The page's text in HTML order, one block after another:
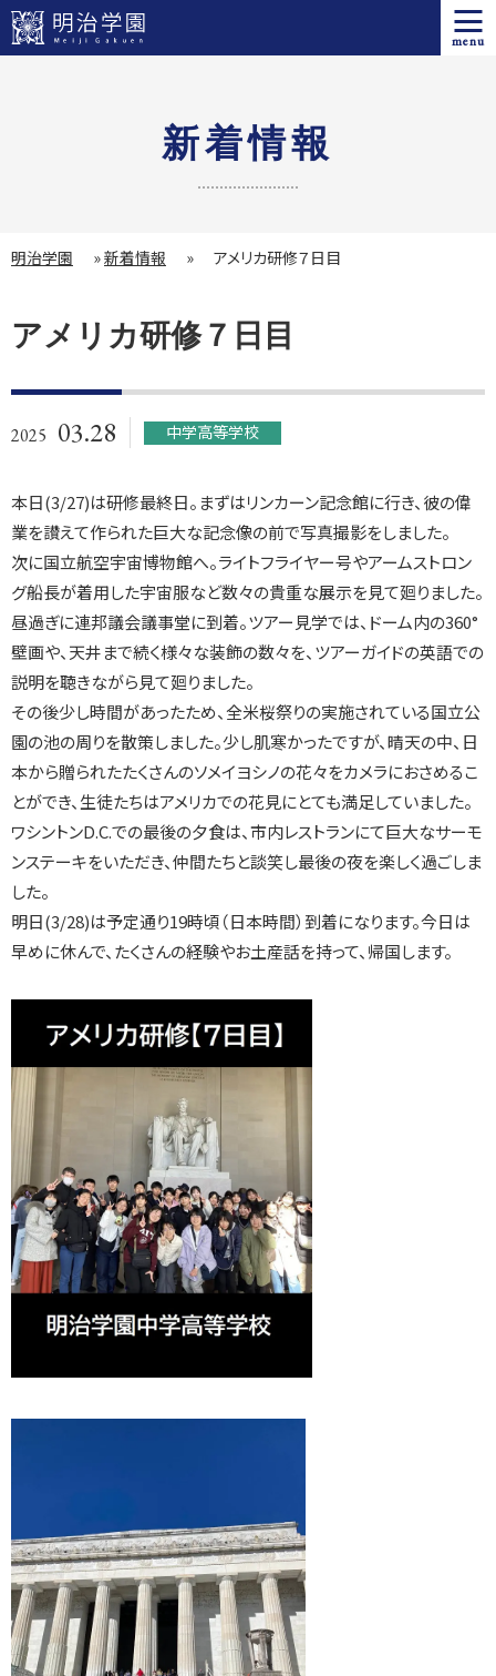
menu
新着情報
明治学園 »新着情報 » アメリカ研修７日目
アメリカ研修７日目
2025 03.28 中学高等学校
本日(3/27)は研修最終日。まずはリンカーン記念館に行き、彼の偉
業を讃えて作られた巨大な記念像の前で写真撮影をしました。
次に国立航空宇宙博物館へ。ライトフライヤー号やアームストロン
グ船長が着用した宇宙服など数々の貴重な展示を見て廻りました。
昼過ぎに連邦議会議事堂に到着。ツアー見学では、ドーム内の360°
壁画や、天井まで続く様々な装飾の数々を、ツアーガイドの英語での
説明を聴きながら見て廻りました。
その後少し時間があったため、全米桜祭りの実施されている国立公
園の池の周りを散策しました。少し肌寒かったですが、晴天の中、日
本から贈られたたくさんのソメイヨシノの花々をカメラにおさめるこ
とができ、生徒たちはアメリカでの花見にとても満足していました。
ワシントンD.C.での最後の夕食は、市内レストランにて巨大なサーモ
ンステーキをいただき、仲間たちと談笑し最後の夜を楽しく過ごしま
した。
明日(3/28)は予定通り19時頃（日本時間）到着になります。今日は
早めに休んで、たくさんの経験やお土産話を持って、帰国します。